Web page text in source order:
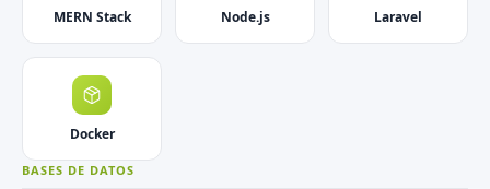
MERN Stack Node.js Laravel
Docker
BASES DE DATOS